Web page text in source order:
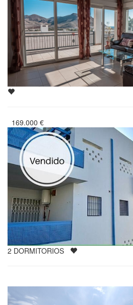
169.000 €
2 DORMITORIOS